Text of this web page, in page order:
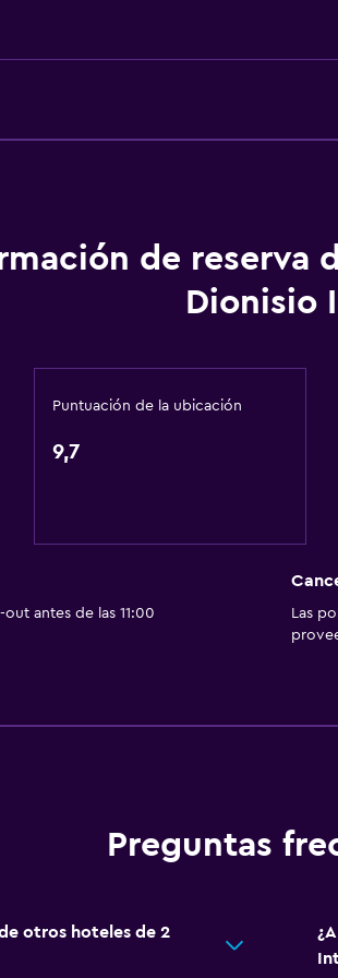
Jardín
Caja
de reserva
Dionisio
Puntuación de la ubicación
9,7
antes de las 11:00
Las
Preguntas
otros hoteles de 2